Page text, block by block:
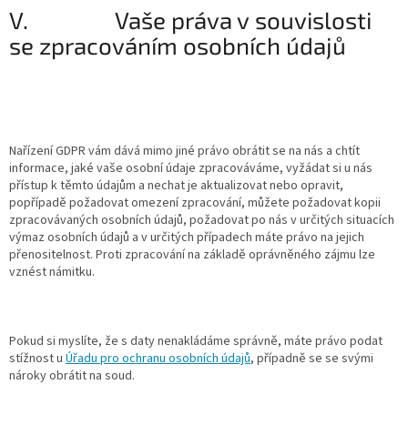
V. Vaše práva v souvislosti
se zpracováním osobních údajů
Nařízení GDPR vám dává mimo jiné právo obrátit se na nás a chtít
informace, jaké vaše osobní údaje zpracováváme, vyžádat si u nás
přístup k těmto údajům a nechat je aktualizovat nebo opravit,
popřípadě požadovat omezení zpracování, můžete požadovat kopii
zpracovávaných osobních údajů, požadovat po nás v určitých situacích
výmaz osobních údajů a v určitých případech máte právo na jejich
přenositelnost. Proti zpracování na základě oprávněného zájmu lze
vznést námitku.
Pokud si myslíte, že s daty nenakládáme správně, máte právo podat
stížnost u Úřadu pro ochranu osobních údajů, případně se se svými
nároky obrátit na soud.